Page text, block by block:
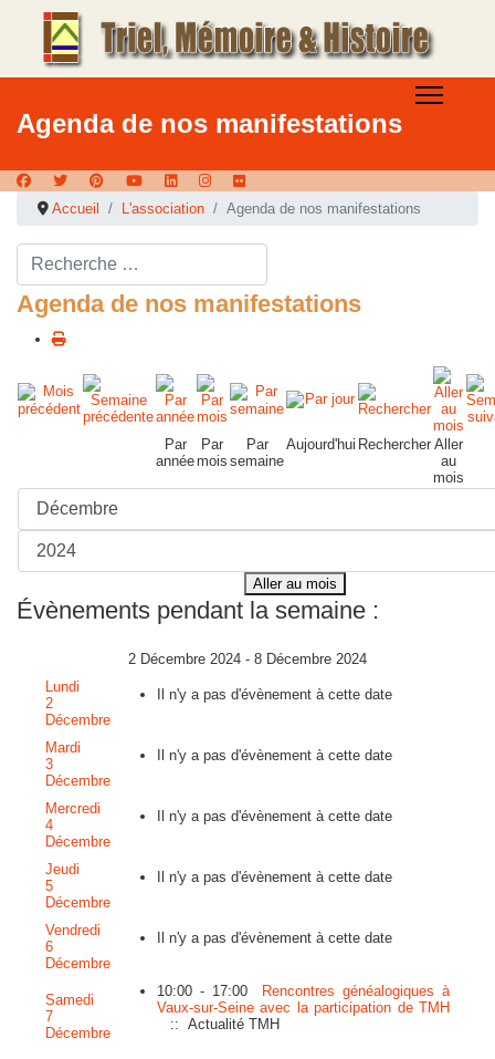
Agenda de nos manifestations
Accueil L'association Agenda de nos manifestations
Rechercher ...
Agenda de nos manifestations
Par
année
Par
mois
Par
semaine
Aujourd'hui Rechercher Aller
au
mois
Aller au mois
Évènements pendant la semaine :
2 Décembre 2024 - 8 Décembre 2024
Lundi
2
Décembre
Il n'y a pas d'évènement à cette date
Mardi
3
Décembre
Il n'y a pas d'évènement à cette date
Mercredi
4
Décembre
Il n'y a pas d'évènement à cette date
Jeudi
5
Décembre
Il n'y a pas d'évènement à cette date
Vendredi
6
Décembre
Il n'y a pas d'évènement à cette date
Samedi
7
Décembre
10:00 - 17:00
Rencontres généalogiques à
Vaux-sur-Seine avec la participation de TMH
:: Actualité TMH